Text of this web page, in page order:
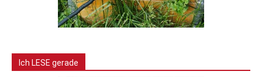
Ich LESE gerade